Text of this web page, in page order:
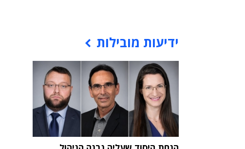
ידיעות מובילות